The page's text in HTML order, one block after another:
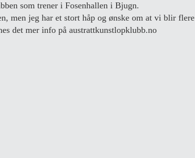
som trener i Fosenhallen i Bjugn.
men jeg har et stort håp og ønske om at vi blir
det mer info på austrattkunstlopklubb.no